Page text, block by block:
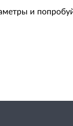
и